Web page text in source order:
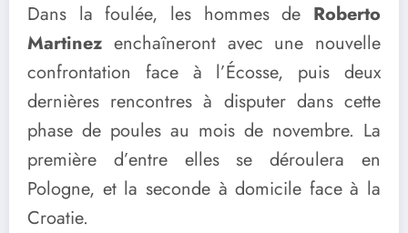
Dans la foulée, les hommes de Roberto
Martinez enchaîneront avec une nouvelle
confrontation face à l’Écosse, puis deux
dernières rencontres à disputer dans cette
phase de poules au mois de novembre. La
première d’entre elles se déroulera en
Pologne, et la seconde à domicile face à la
Croatie.